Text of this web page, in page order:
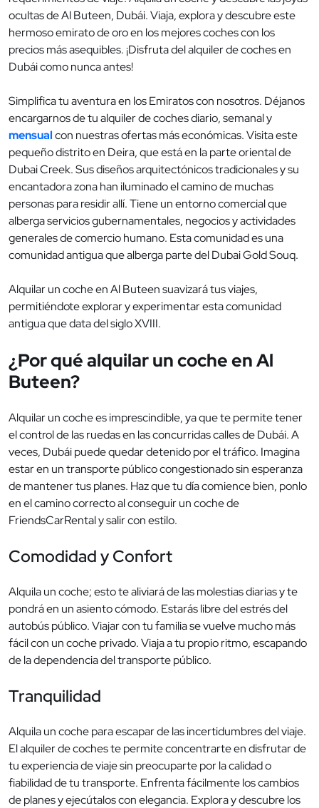
ocultas de Al Buteen, Dubái. Viaja, explora y descubre este
hermoso emirato de oro en los mejores coches con los
precios más asequibles. ¡Disfruta del alquiler de coches en
Dubái como nunca antes!
Simplifica tu aventura en los Emiratos con nosotros. Déjanos
encargarnos de tu alquiler de coches diario, semanal y
mensualcon nuestras ofertas más económicas. Visita este
pequeño distrito en Deira, que está en la parte oriental de
Dubai Creek. Sus diseños arquitectónicos tradicionales y su
encantadora zona han iluminado el camino de muchas
personas para residir allí. Tiene un entorno comercial que
alberga servicios gubernamentales, negocios y actividades
generales de comercio humano. Esta comunidad es una
comunidad antigua que alberga parte del Dubai Gold Souq.
Alquilar un coche en Al Buteen suavizará tus viajes,
permitiéndote explorar y experimentar esta comunidad
antigua que data del siglo XVIII.
¿Por qué alquilar un coche en Al
Buteen?
Alquilar un coche es imprescindible, ya que te permite tener
el control de las ruedas en las concurridas calles de Dubái. A
veces, Dubái puede quedar detenido por el tráfico. Imagina
estar en un transporte público congestionado sin esperanza
de mantener tus planes. Haz que tu día comience bien, ponlo
en el camino correcto al conseguir un coche de
FriendsCarRental y salir con estilo.
Comodidad y Confort
Alquila un coche; esto te aliviará de las molestias diarias y te
pondrá en un asiento cómodo. Estarás libre del estrés del
autobús público. Viajar con tu familia se vuelve mucho más
fácil con un coche privado. Viaja a tu propio ritmo, escapando
de la dependencia del transporte público.
Tranquilidad
Alquila un coche para escapar de las incertidumbres del viaje.
El alquiler de coches te permite concentrarte en disfrutar de
tu experiencia de viaje sin preocuparte por la calidad o
fiabilidad de tu transporte. Enfrenta fácilmente los cambios
de planes y ejecútalos con elegancia. Explora y descubre los